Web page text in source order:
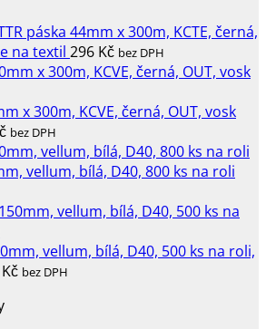
páska 44mm x 300m, KCTE, černá,
na textil 296 Kč bez DPH
x 300m, KCVE, černá, OUT, vosk
bez DPH
vellum, bílá, D40, 800 ks na roli
vellum, bílá, D40, 500 ks na roli,
Kč bez DPH